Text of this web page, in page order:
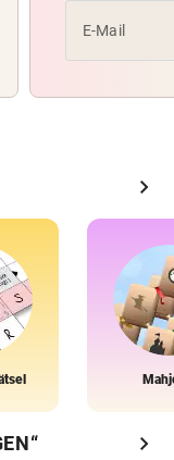
E-Mail
chevron_right
chevron_right